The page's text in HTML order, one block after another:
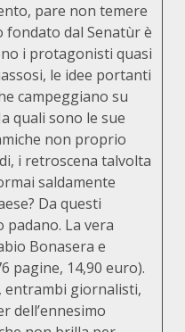
pare non temere
fondato dal Senatùr è
i protagonisti quasi
le idee portanti
campeggiano su
quali sono le sue
non proprio
i retroscena talvolta
saldamente
Da questi
La vera
Bonasera e
pagine, 14,90 euro).
entrambi giornalisti,
dell’ennesimo